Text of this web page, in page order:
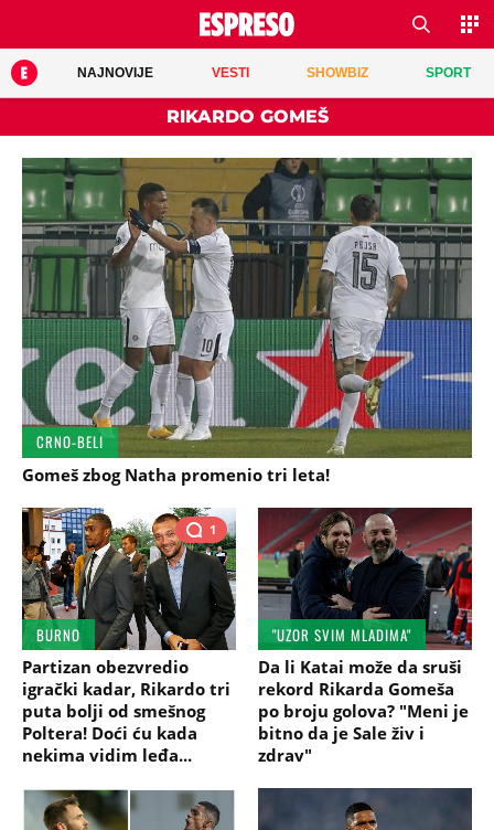
NAJNOVIJE VESTI SHOWBIZ SPORT
RIKARDO GOMEŠ
CRNO-BELI
Gomeš zbog Natha promenio tri leta!
1
BURNO
Partizan obezvredio
igrački kadar, Rikardo tri
puta bolji od smešnog
Poltera! Doći ću kada
nekima vidim leđa...
"UZOR SVIM MLADIMA"
Da li Katai može da sruši
rekord Rikarda Gomeša
po broju golova? "Meni je
bitno da je Sale živ i
zdrav"